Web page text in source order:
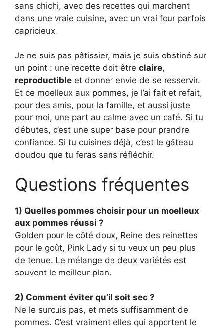
sans chichi, avec des recettes qui marchent
dans une vraie cuisine, avec un vrai four parfois
capricieux.
Je ne suis pas pâtissier, mais je suis obstiné sur
un point : une recette doit être claire,
reproductible et donner envie de se resservir.
Et ce moelleux aux pommes, je l’ai fait et refait,
pour des amis, pour la famille, et aussi juste
pour moi, une part au calme avec un café. Si tu
débutes, c’est une super base pour prendre
confiance. Si tu cuisines déjà, c’est le gâteau
doudou que tu feras sans réfléchir.
Questions fréquentes
1) Quelles pommes choisir pour un moelleux
aux pommes réussi ?
Golden pour le côté doux, Reine des reinettes
pour le goût, Pink Lady si tu veux un peu plus
de tenue. Le mélange de deux variétés est
souvent le meilleur plan.
2) Comment éviter qu’il soit sec ?
Ne le surcuis pas, et mets suffisamment de
pommes. C’est vraiment elles qui apportent le